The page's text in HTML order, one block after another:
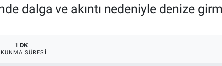
dalga ve akıntı nedeniyle denize
1 DK
SÜRESI